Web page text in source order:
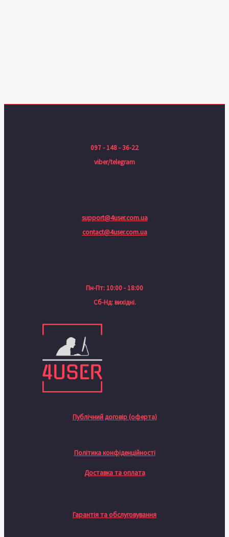
097 - 148 - 36-22
viber/telegram
support@4user.com.ua
contact@4user.com.ua
Пн-Пт: 10:00 - 18:00
Сб-Нд: вихідні.
Публічний договір (оферта)
Політика конфіденційності
Доставка та оплата
Гарантія та обслуговування